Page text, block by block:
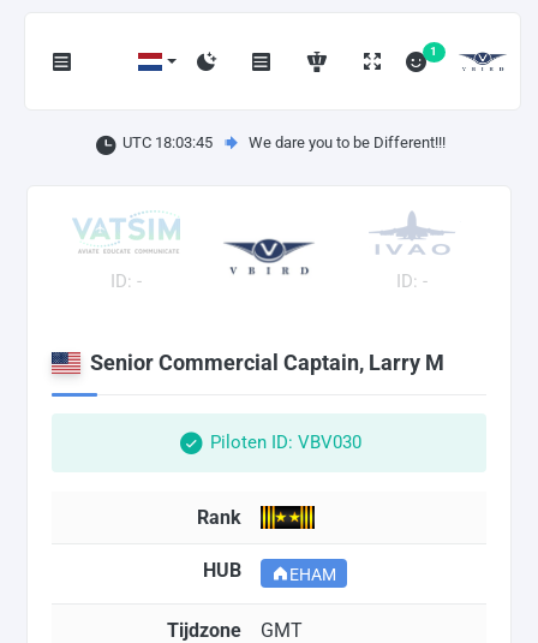
1
UTC 18:03:46 We dare you to be Different!!!
ID: - ID: -
Senior Commercial Captain, Larry M
Piloten ID: VBV030
Rank
HUB EHAM
Tijdzone GMT